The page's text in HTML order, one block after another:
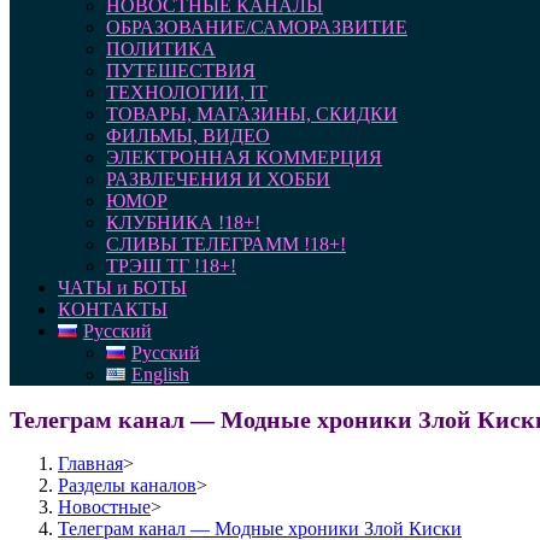
НОВОСТНЫЕ КАНАЛЫ
ОБРАЗОВАНИЕ/САМОРАЗВИТИЕ
ПОЛИТИКА
ПУТЕШЕСТВИЯ
ТЕХНОЛОГИИ, IT
ТОВАРЫ, МАГАЗИНЫ, СКИДКИ
ФИЛЬМЫ, ВИДЕО
ЭЛЕКТРОННАЯ КОММЕРЦИЯ
РАЗВЛЕЧЕНИЯ И ХОББИ
ЮМОР
КЛУБНИКА !18+!
СЛИВЫ ТЕЛЕГРАММ !18+!
ТРЭШ ТГ !18+!
ЧАТЫ и БОТЫ
КОНТАКТЫ
Русский
Русский
English
Телеграм канал — Модные хроники Злой
Главная>
Разделы каналов>
Новостные>
Телеграм канал — Модные хроники Злой Киски